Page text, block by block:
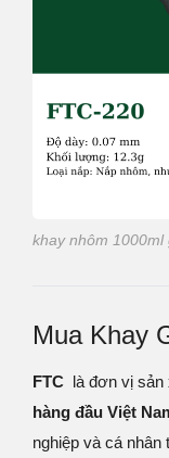
khay nhôm 1000ml
Mua Khay
FTC là đơn vị sản
hàng đầu Việt
nghiệp và cá nhân